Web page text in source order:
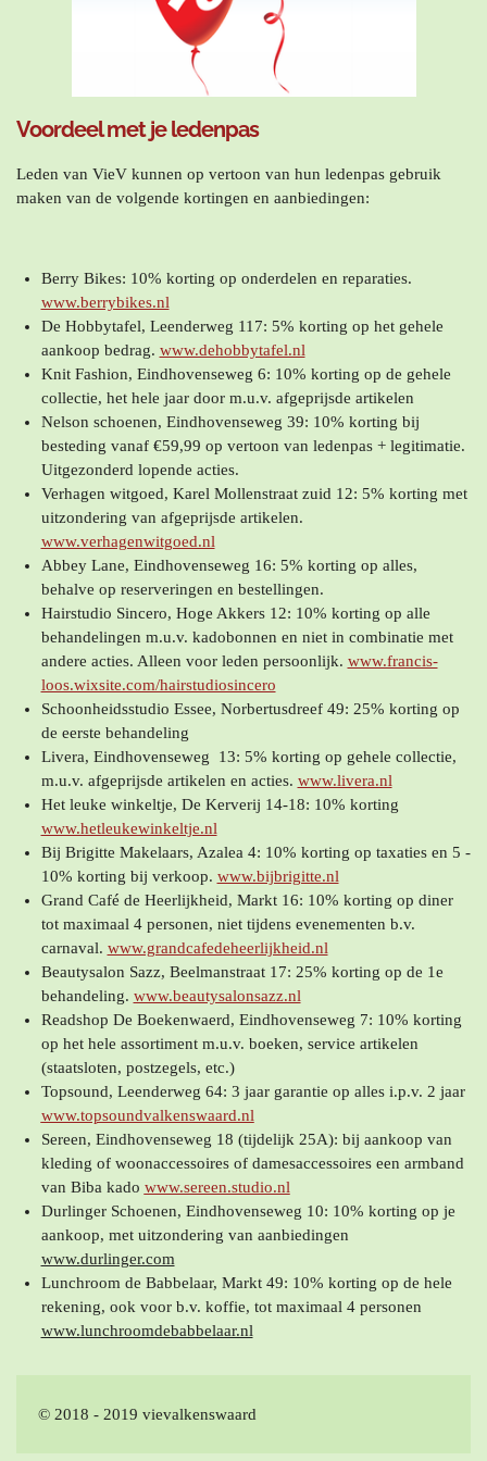
Voordeel met je ledenpas
Leden van VieV kunnen op vertoon van hun ledenpas gebruik
maken van de volgende kortingen en aanbiedingen:
Berry Bikes: 10% korting op onderdelen en reparaties.
www.berrybikes.nl
De Hobbytafel, Leenderweg 117: 5% korting op het gehele
aankoop bedrag. www.dehobbytafel.nl
Knit Fashion, Eindhovenseweg 6: 10% korting op de gehele
collectie, het hele jaar door m.u.v. afgeprijsde artikelen
Nelson schoenen, Eindhovenseweg 39: 10% korting bij
besteding vanaf €59,99 op vertoon van ledenpas + legitimatie.
Uitgezonderd lopende acties.
Verhagen witgoed, Karel Mollenstraat zuid 12: 5% korting met
uitzondering van afgeprijsde artikelen.
www.verhagenwitgoed.nl
Abbey Lane, Eindhovenseweg 16: 5% korting op alles,
behalve op reserveringen en bestellingen.
Hairstudio Sincero, Hoge Akkers 12: 10% korting op alle
behandelingen m.u.v. kadobonnen en niet in combinatie met
andere acties. Alleen voor leden persoonlijk. www.francis-
loos.wixsite.com/hairstudiosincero
Schoonheidsstudio Essee, Norbertusdreef 49: 25% korting op
de eerste behandeling
Livera, Eindhovenseweg 13: 5% korting op gehele collectie,
m.u.v. afgeprijsde artikelen en acties. www.livera.nl
Het leuke winkeltje, De Kerverij 14-18: 10% korting
www.hetleukewinkeltje.nl
Bij Brigitte Makelaars, Azalea 4: 10% korting op taxaties en 5 -
10% korting bij verkoop. www.bijbrigitte.nl
Grand Café de Heerlijkheid, Markt 16: 10% korting op diner
tot maximaal 4 personen, niet tijdens evenementen b.v.
carnaval. www.grandcafedeheerlijkheid.nl
Beautysalon Sazz, Beelmanstraat 17: 25% korting op de 1e
behandeling. www.beautysalonsazz.nl
Readshop De Boekenwaerd, Eindhovenseweg 7: 10% korting
op het hele assortiment m.u.v. boeken, service artikelen
(staatsloten, postzegels, etc.)
Topsound, Leenderweg 64: 3 jaar garantie op alles i.p.v. 2 jaar
www.topsoundvalkenswaard.nl
Sereen, Eindhovenseweg 18 (tijdelijk 25A): bij aankoop van
kleding of woonaccessoires of damesaccessoires een armband
van Biba kado www.sereen.studio.nl
Durlinger Schoenen, Eindhovenseweg 10: 10% korting op je
aankoop, met uitzondering van aanbiedingen
www.durlinger.com
Lunchroom de Babbelaar, Markt 49: 10% korting op de hele
rekening, ook voor b.v. koffie, tot maximaal 4 personen
www.lunchroomdebabbelaar.nl
© 2018 - 2019 vievalkenswaard